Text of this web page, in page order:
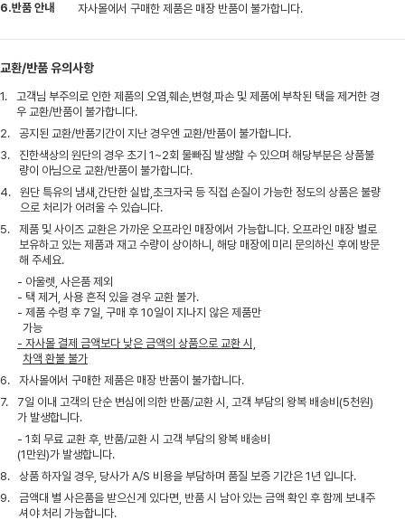
6.반품 안내
자사몰에서 구매한 제품은 매장 반품이 불가합니다.
교환/반품 유의사항
1.
고객님 부주의로 인한 제품의 오염,훼손,변형,파손 및 제품에 부착된 택을 제거한 경
우 교환/반품이 불가합니다.
2.
공지된 교환/반품기간이 지난 경우엔 교환/반품이 불가합니다.
3.
진한색상의 원단의 경우 초기 1~2회 물빠짐 발생할 수 있으며 해당부분은 상품불
량이 아님으로 교환/반품이 불가합니다.
4.
원단 특유의 냄새,간단한 실밥,초크자국 등 직접 손질이 가능한 정도의 상품은 불량
으로 처리가 어려울 수 있습니다.
5.
제품 및 사이즈 교환은 가까운 오프라인 매장에서 가능합니다. 오프라인 매장 별로
보유하고 있는 제품과 재고 수량이 상이하니, 해당 매장에 미리 문의하신 후에 방문
해 주세요.
- 아울렛, 사은품 제외
- 택 제거, 사용 흔적 있을 경우 교환 불가.
- 제품 수령 후 7일, 구매 후 10일이 지나지 않은 제품만
가능
- 자사몰 결제 금액보다 낮은 금액의 상품으로 교환 시,
차액 환불 불가
6.
자사몰에서 구매한 제품은 매장 반품이 불가합니다.
7.
7일 이내 고객의 단순 변심에 의한 반품/교환 시, 고객 부담의 왕복 배송비(5천원)
가 발생합니다.
- 1회 무료 교환 후, 반품/교환 시 고객 부담의 왕복 배송비
(1만원)가 발생합니다.
8.
상품 하자일 경우, 당사가 A/S 비용을 부담하며 품질 보증 기간은 1년 입니다.
9.
금액대 별 사은품을 받으신게 있다면, 반품 시 남아 있는 금액 확인 후 함께 보내주
셔야 처리 가능합니다.